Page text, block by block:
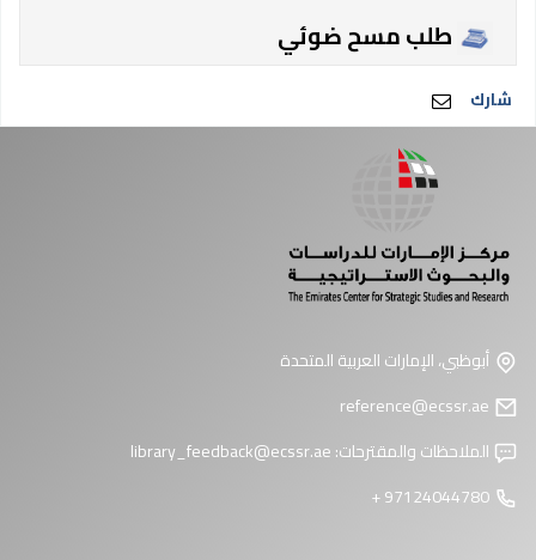
طلب مسح ضوئي
شارك
أبوظبي، الإمارات العربية المتحدة
الملاحظات والمقترحات:library_feedback@ecssr.ae